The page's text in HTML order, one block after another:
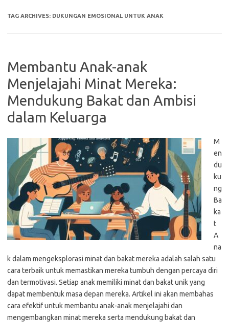
TAG ARCHIVES: DUKUNGAN EMOSIONAL UNTUK ANAK
Membantu Anak-anak
Menjelajahi Minat Mereka:
Mendukung Bakat dan Ambisi
dalam Keluarga
M
en
du
ku
ng
Ba
ka
t
A
na
k dalam mengeksplorasi minat dan bakat mereka adalah salah satu
cara terbaik untuk memastikan mereka tumbuh dengan percaya diri
dan termotivasi. Setiap anak memiliki minat dan bakat unik yang
dapat membentuk masa depan mereka. Artikel ini akan membahas
cara efektif untuk membantu anak-anak menjelajahi dan
mengembangkan minat mereka serta mendukung bakat dan